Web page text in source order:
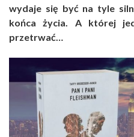
wydaje się być na tyle
końca życia. A której
przetrwać…